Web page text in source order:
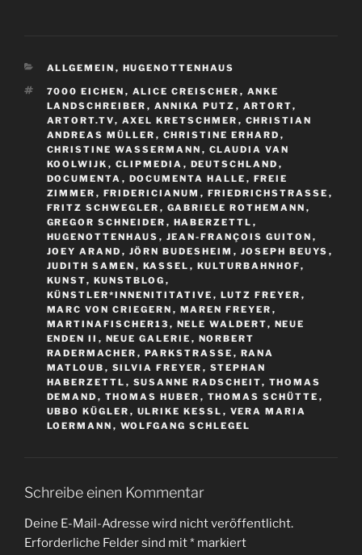
KATEGORIEN
ALLGEMEIN , HUGENOTTENHAUS
SCHLAGWÖRTER
7000 EICHEN , ALICE CREISCHER , ANKE
LANDSCHREIBER , ANNIKA PUTZ , ARTORT,
ARTORT.TV, AXEL KRETSCHMER , CHRISTIAN
ANDREAS MÜLLER , CHRISTINE ERHARD ,
CHRISTINE WASSERMANN , CLAUDIA VAN
KOOLWIJK , CLIPMEDIA , DEUTSCHLAND ,
DOCUMENTA , DOCUMENTA HALLE , FREIE
ZIMMER , FRIDERICIANUM , FRIEDRICHSTRASSE
,
FRITZ SCHWEGLER , GABRIELE ROTHEMANN ,
GREGOR SCHNEIDER , HABERZETTL ,
HUGENOTTENHAUS , JEAN-FRANÇOIS GUITON ,
JOEY ARAND , JÖRN BUDESHEIM , JOSEPH BEUYS ,
JUDITH SAMEN , KASSEL , KULTURBAHNHOF,
KUNST, KUNSTBLOG ,
KÜNSTLER*INNENITITATIVE , LUTZ FREYER ,
MARC VON CRIEGERN , MAREN FREYER ,
MARTINAFISCHER13 , NELE WALDERT, NEUE
ENDEN II , NEUE GALERIE , NORBERT
RADERMACHER , PARKSTRASSE , RANA
MATLOUB , SILVIA FREYER , STEPHAN
HABERZETTL , SUSANNE RADSCHEIT, THOMAS
DEMAND , THOMAS HUBER , THOMAS SCHÜTTE ,
UBBO KÜGLER , ULRIKE KESSL , VERA MARIA
LOERMANN , WOLFGANG SCHLEGEL
Schreibe einen Kommentar
Deine E-Mail-Adresse wird nicht veröffentlicht.
Erforderliche Felder sind mit* markiert